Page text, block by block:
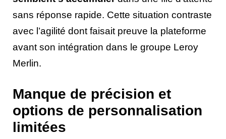
sans réponse rapide. Cette situation contraste
avec l’agilité dont faisait preuve la plateforme
avant son intégration dans le groupe Leroy
Merlin.
Manque de précision et
options de personnalisation
limitées